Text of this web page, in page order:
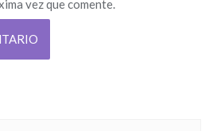
vez que comente.